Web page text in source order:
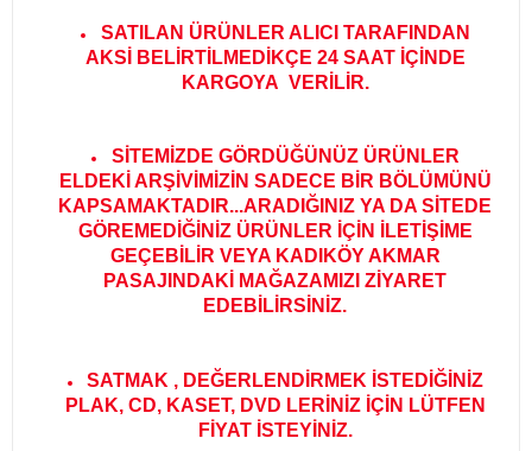
SATILAN ÜRÜNLER ALICI TARAFINDAN
AKSİ BELİRTİLMEDİKÇE 24 SAAT İÇİNDE
KARGOYA VERİLİR.
SİTEMİZDE GÖRDÜĞÜNÜZ ÜRÜNLER
ELDEKİ ARŞİVİMİZİN SADECE BİR BÖLÜMÜNÜ
KAPSAMAKTADIR...ARADIĞINIZ YA DA SİTEDE
GÖREMEDİĞİNİZ ÜRÜNLER İÇİN İLETİŞİME
GEÇEBİLİR VEYA KADIKÖY AKMAR
PASAJINDAKİ MAĞAZAMIZI ZİYARET
EDEBİLİRSİNİZ.
SATMAK , DEĞERLENDİRMEK İSTEDİĞİNİZ
PLAK, CD, KASET, DVD LERİNİZ İÇİN LÜTFEN
FİYAT İSTEYİNİZ.